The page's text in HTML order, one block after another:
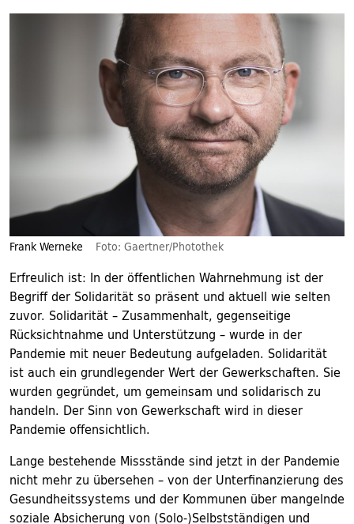
Frank Werneke Foto: Gaertner/Photothek
Erfreulich ist: In der öffentlichen Wahrnehmung ist der
Begriff der Solidarität so präsent und aktuell wie selten
zuvor. Solidarität – Zusammenhalt, gegenseitige
Rücksichtnahme und Unterstützung – wurde in der
Pandemie mit neuer Bedeutung aufgeladen. Solidarität
ist auch ein grundlegender Wert der Gewerkschaften. Sie
wurden gegründet, um gemeinsam und solidarisch zu
handeln. Der Sinn von Gewerkschaft wird in dieser
Pandemie offensichtlich.
Lange bestehende Missstände sind jetzt in der Pandemie
nicht mehr zu übersehen – von der Unterfinanzierung des
Gesundheitssystems und der Kommunen über mangelnde
soziale Absicherung von (Solo-)Selbstständigen und